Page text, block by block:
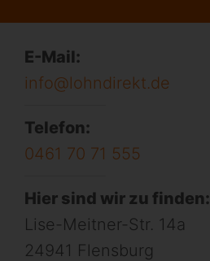
E-Mail:
info@lohndirekt.de
Telefon:
0461 70 71 555
Hier sind wir zu finden:
Lise-Meitner-Str. 14a
24941 Flensburg